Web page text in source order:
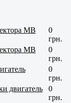
MB
0
грн.
MB
0
грн.
0
грн.
двигатель
0
грн.